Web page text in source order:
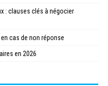
: clauses clés à négocier
cas de non réponse
en 2026